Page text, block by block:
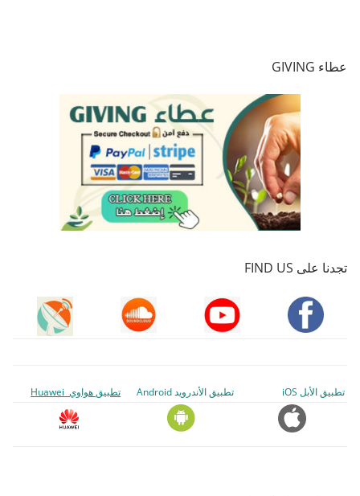
عطاء GIVING
تجدنا على FIND US
تطبيق الأبل iOS تطبيق الأندرويد Android تطبيق هواوي Huawei